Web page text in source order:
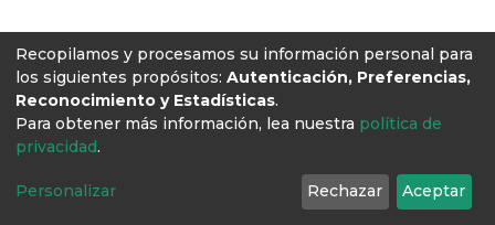
Recopilamos y procesamos su información personal para
los siguientes propósitos: Autenticación, Preferencias,
Reconocimiento y Estadísticas.
Para obtener más información, lea nuestra política de
privacidad.
Personalizar Rechazar Aceptar